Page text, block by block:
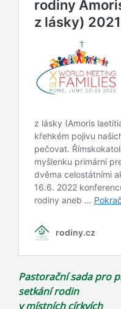
Pastorační sada pro
setkání rodin
v místních církvích